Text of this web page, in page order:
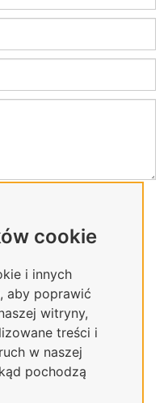
cookie
i innych
aby poprawić
witryny,
treści i
w naszej
pochodzą
z Polityką Prywatności